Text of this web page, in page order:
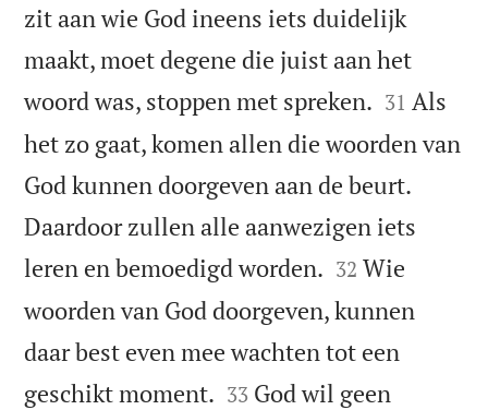
zit aan wie God ineens iets duidelijk
maakt, moet degene die juist aan het
woord was, stoppen met spreken. 

31 Als
het zo gaat, komen allen die woorden van
God kunnen doorgeven aan de beurt.
Daardoor zullen alle aanwezigen iets
leren en bemoedigd worden. 

32 Wie
woorden van God doorgeven, kunnen
daar best even mee wachten tot een
geschikt moment. 

33 God wil geen